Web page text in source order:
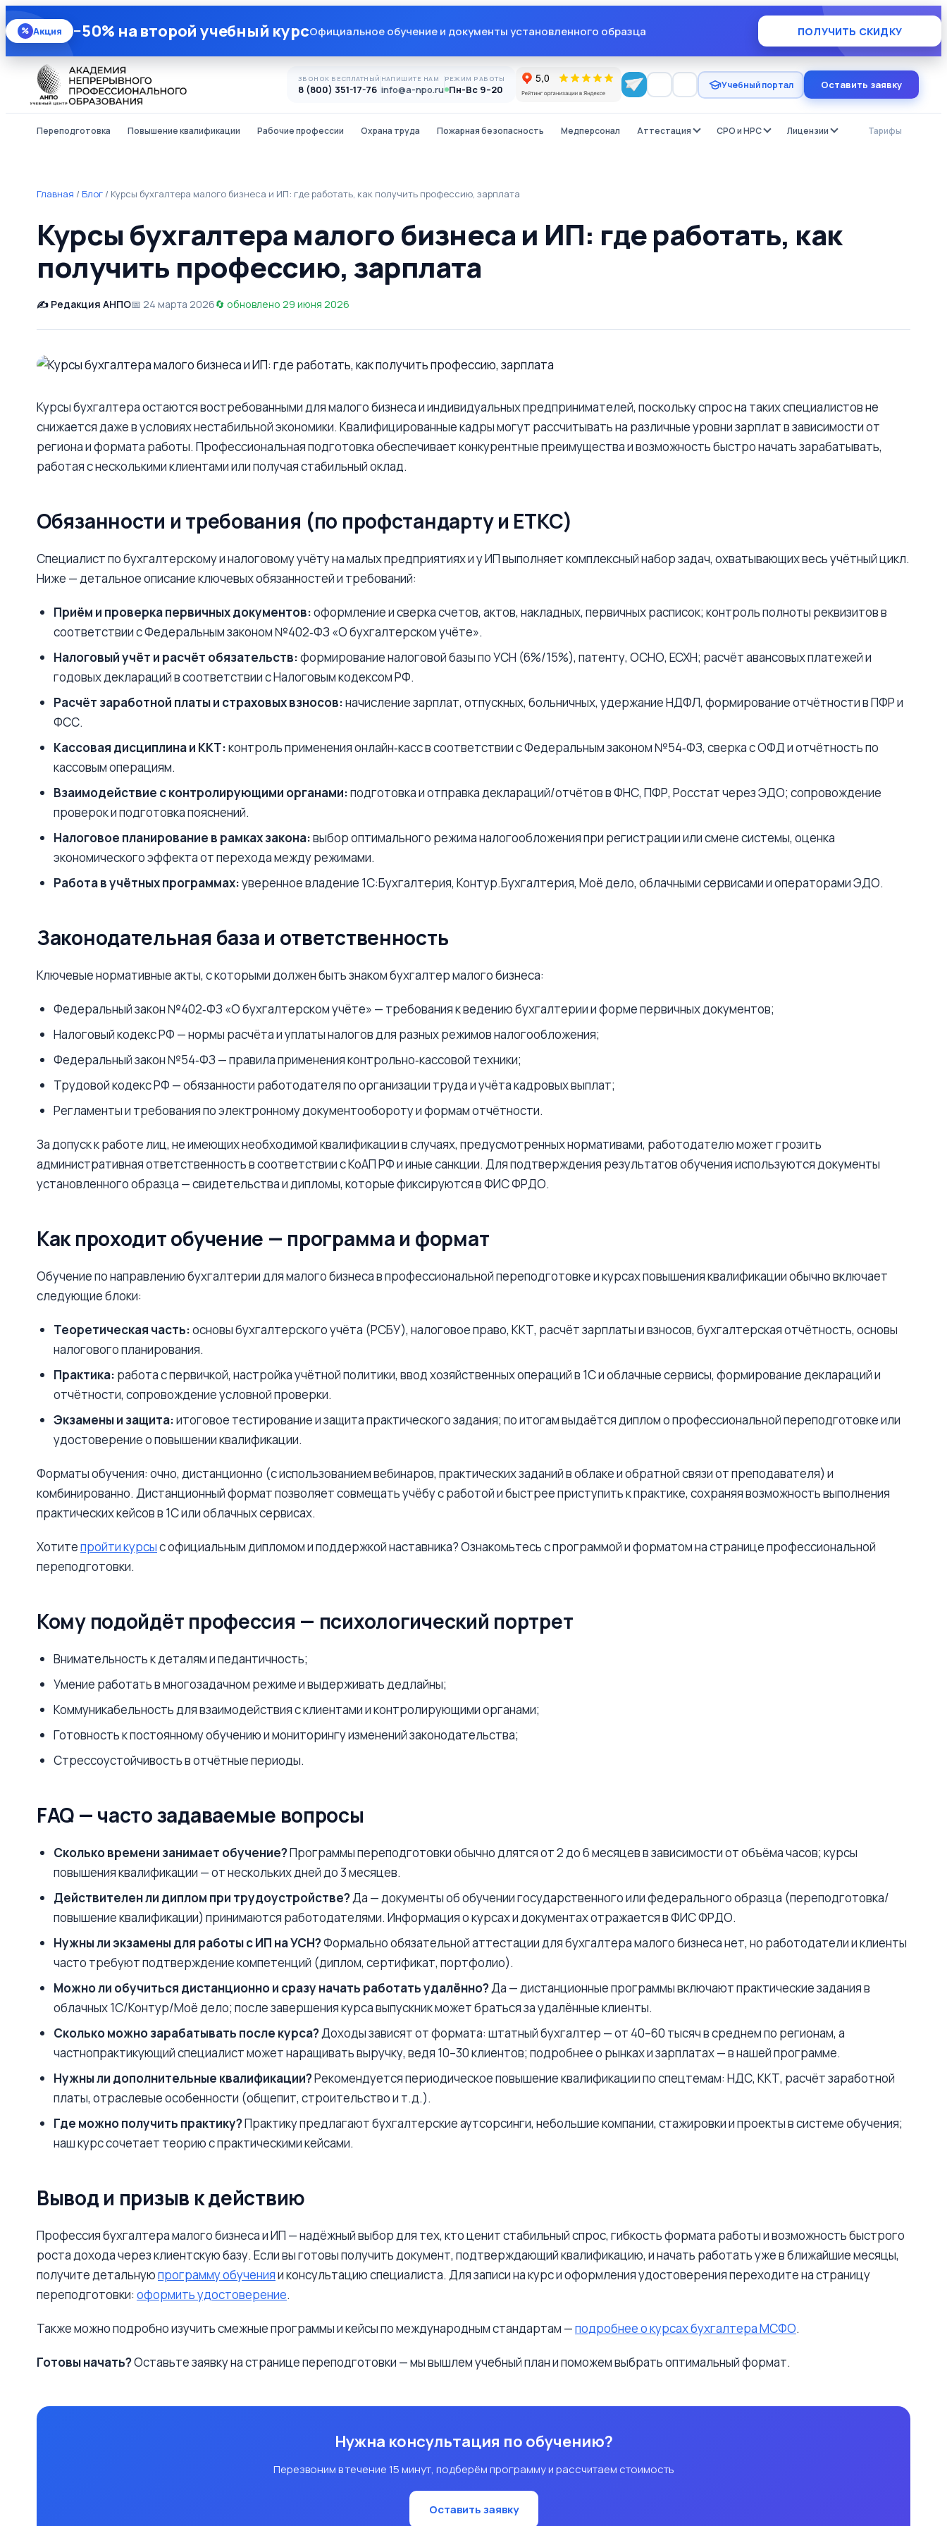
% Акция −50% на второй учебный курсОфициальное обучение и документы установленного образца ПОЛУЧИТЬ СКИДКУ
ЗВОНОК БЕСПЛАТНЫЙ
8 (800) 351-17-76
НАПИШИТЕ НАМ
info@a-npo.ru
РЕЖИМ РАБОТЫ
Пн-Вс 9–20 Учебный портал Оставить заявку
Переподготовка Повышение квалификации Рабочие профессии Охрана труда Пожарная безопасность Медперсонал Аттестация СРО и НРС Лицензии Тарифы
Главная / Блог / Курсы бухгалтера малого бизнеса и ИП: где работать, как получить профессию, зарплата
Курсы бухгалтера малого бизнеса и ИП: где работать, как
получить профессию, зарплата
Редакция АНПО 24 марта 2026 обновлено 29 июня 2026
Курсы бухгалтера остаются востребованными для малого бизнеса и индивидуальных предпринимателей, поскольку спрос на таких специалистов не
снижается даже в условиях нестабильной экономики. Квалифицированные кадры могут рассчитывать на различные уровни зарплат в зависимости от
региона и формата работы. Профессиональная подготовка обеспечивает конкурентные преимущества и возможность быстро начать зарабатывать,
работая с несколькими клиентами или получая стабильный оклад.
Обязанности и требования (по профстандарту и ЕТКС)
Специалист по бухгалтерскому и налоговому учёту на малых предприятиях и у ИП выполняет комплексный набор задач, охватывающих весь учётный цикл.
Ниже — детальное описание ключевых обязанностей и требований:
Приём и проверка первичных документов:оформление и сверка счетов, актов, накладных, первичных расписок; контроль полноты реквизитов в
соответствии с Федеральным законом №402‑ФЗ «О бухгалтерском учёте».
Налоговый учёт и расчёт обязательств:формирование налоговой базы по УСН (6%/15%), патенту, ОСНО, ЕСХН; расчёт авансовых платежей и
годовых деклараций в соответствии с Налоговым кодексом РФ.
Расчёт заработной платы и страховых взносов:начисление зарплат, отпускных, больничных, удержание НДФЛ, формирование отчётности в ПФР и
ФСС.
Кассовая дисциплина и ККТ:контроль применения онлайн‑касс в соответствии с Федеральным законом №54‑ФЗ, сверка с ОФД и отчётность по
кассовым операциям.
Взаимодействие с контролирующими органами:подготовка и отправка деклараций/отчётов в ФНС, ПФР, Росстат через ЭДО; сопровождение
проверок и подготовка пояснений.
Налоговое планирование в рамках закона:выбор оптимального режима налогообложения при регистрации или смене системы, оценка
экономического эффекта от перехода между режимами.
Работа в учётных программах:уверенное владение 1С:Бухгалтерия, Контур.Бухгалтерия, Моё дело, облачными сервисами и операторами ЭДО.
Законодательная база и ответственность
Ключевые нормативные акты, с которыми должен быть знаком бухгалтер малого бизнеса:
Федеральный закон №402‑ФЗ «О бухгалтерском учёте» — требования к ведению бухгалтерии и форме первичных документов;
Налоговый кодекс РФ — нормы расчёта и уплаты налогов для разных режимов налогообложения;
Федеральный закон №54‑ФЗ — правила применения контрольно‑кассовой техники;
Трудовой кодекс РФ — обязанности работодателя по организации труда и учёта кадровых выплат;
Регламенты и требования по электронному документообороту и формам отчётности.
За допуск к работе лиц, не имеющих необходимой квалификации в случаях, предусмотренных нормативами, работодателю может грозить
административная ответственность в соответствии с КоАП РФ и иные санкции. Для подтверждения результатов обучения используются документы
установленного образца — свидетельства и дипломы, которые фиксируются в ФИС ФРДО.
Как проходит обучение — программа и формат
Обучение по направлению бухгалтерии для малого бизнеса в профессиональной переподготовке и курсах повышения квалификации обычно включает
следующие блоки:
Теоретическая часть:основы бухгалтерского учёта (РСБУ), налоговое право, ККТ, расчёт зарплаты и взносов, бухгалтерская отчётность, основы
налогового планирования.
Практика: работа с первичкой, настройка учётной политики, ввод хозяйственных операций в 1С и облачные сервисы, формирование деклараций и
отчётности, сопровождение условной проверки.
Экзамены и защита:итоговое тестирование и защита практического задания; по итогам выдаётся диплом о профессиональной переподготовке или
удостоверение о повышении квалификации.
Форматы обучения: очно, дистанционно (с использованием вебинаров, практических заданий в облаке и обратной связи от преподавателя) и
комбинированно. Дистанционный формат позволяет совмещать учёбу с работой и быстрее приступить к практике, сохраняя возможность выполнения
практических кейсов в 1С или облачных сервисах.
Хотитепройти курсыс официальным дипломом и поддержкой наставника? Ознакомьтесь с программой и форматом на странице профессиональной
переподготовки.
Кому подойдёт профессия — психологический портрет
Внимательность к деталям и педантичность;
Умение работать в многозадачном режиме и выдерживать дедлайны;
Коммуникабельность для взаимодействия с клиентами и контролирующими органами;
Готовность к постоянному обучению и мониторингу изменений законодательства;
Стрессоустойчивость в отчётные периоды.
FAQ — часто задаваемые вопросы
Сколько времени занимает обучение?Программы переподготовки обычно длятся от 2 до 6 месяцев в зависимости от объёма часов; курсы
повышения квалификации — от нескольких дней до 3 месяцев.
Действителен ли диплом при трудоустройстве?Да — документы об обучении государственного или федерального образца (переподготовка/
повышение квалификации) принимаются работодателями. Информация о курсах и документах отражается в ФИС ФРДО.
Нужны ли экзамены для работы с ИП на УСН?Формально обязательной аттестации для бухгалтера малого бизнеса нет, но работодатели и клиенты
часто требуют подтверждение компетенций (диплом, сертификат, портфолио).
Можно ли обучиться дистанционно и сразу начать работать удалённо?Да — дистанционные программы включают практические задания в
облачных 1С/Контур/Моё дело; после завершения курса выпускник может браться за удалённые клиенты.
Сколько можно зарабатывать после курса?Доходы зависят от формата: штатный бухгалтер — от 40–60 тысяч в среднем по регионам, а
частнопрактикующий специалист может наращивать выручку, ведя 10–30 клиентов; подробнее о рынках и зарплатах — в нашей программе.
Нужны ли дополнительные квалификации?Рекомендуется периодическое повышение квалификации по спецтемам: НДС, ККТ, расчёт заработной
платы, отраслевые особенности (общепит, строительство и т.д.).
Где можно получить практику?Практику предлагают бухгалтерские аутсорсинги, небольшие компании, стажировки и проекты в системе обучения;
наш курс сочетает теорию с практическими кейсами.
Вывод и призыв к действию
Профессия бухгалтера малого бизнеса и ИП — надёжный выбор для тех, кто ценит стабильный спрос, гибкость формата работы и возможность быстрого
роста дохода через клиентскую базу. Если вы готовы получить документ, подтверждающий квалификацию, и начать работать уже в ближайшие месяцы,
получите детальнуюпрограмму обученияи консультацию специалиста. Для записи на курс и оформления удостоверения переходите на страницу
переподготовки: оформить удостоверение.
Также можно подробно изучить смежные программы и кейсы по международным стандартам —подробнее о курсах бухгалтера МСФО.
Готовы начать?Оставьте заявку на странице переподготовки — мы вышлем учебный план и поможем выбрать оптимальный формат.
Нужна консультация по обучению?
Перезвоним в течение 15 минут, подберём программу и рассчитаем стоимость
Оставить заявку